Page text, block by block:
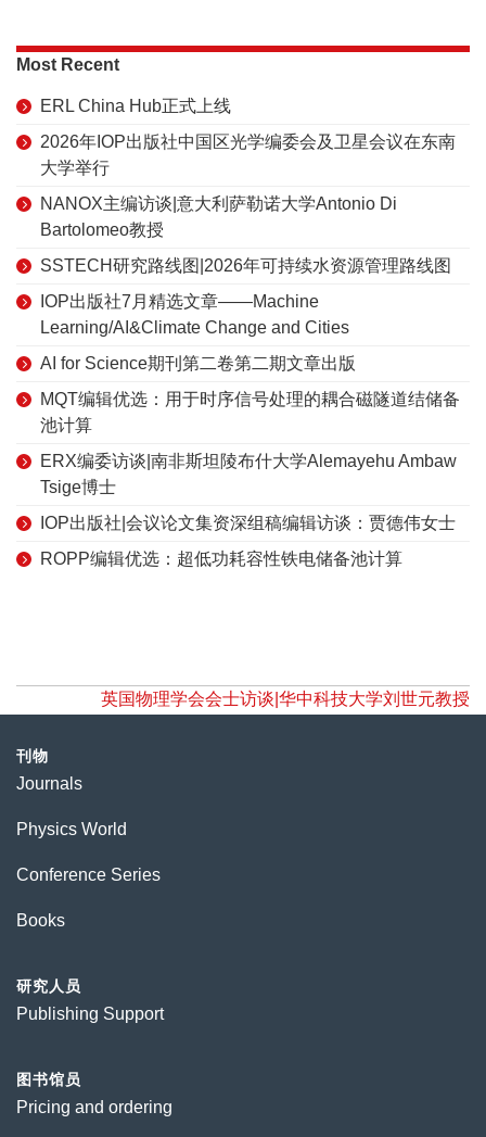
Most Recent
ERL China Hub正式上线
2026年IOP出版社中国区光学编委会及卫星会议在东南
大学举行
NANOX主编访谈|意大利萨勒诺大学Antonio Di
Bartolomeo教授
SSTECH研究路线图|2026年可持续水资源管理路线图
IOP出版社7月精选文章——Machine
Learning/AI&Climate Change and Cities
AI for Science期刊第二卷第二期文章出版
MQT编辑优选：用于时序信号处理的耦合磁隧道结储备
池计算
ERX编委访谈|南非斯坦陵布什大学Alemayehu Ambaw
Tsige博士
IOP出版社|会议论文集资深组稿编辑访谈：贾德伟女士
ROPP编辑优选：超低功耗容性铁电储备池计算
英国物理学会会士访谈|华中科技大学刘世元教授
刊物
Journals
Physics World
Conference Series
Books
研究人员
Publishing Support
图书馆员
Pricing and ordering